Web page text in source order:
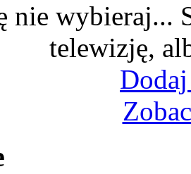
nie wybieraj...
telewizję,